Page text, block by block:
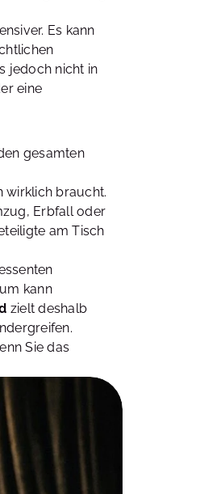
Es kann
jedoch nicht in
eine
gesamten
wirklich braucht.
Erbfall oder
am Tisch
kann
zielt deshalb
Sie das